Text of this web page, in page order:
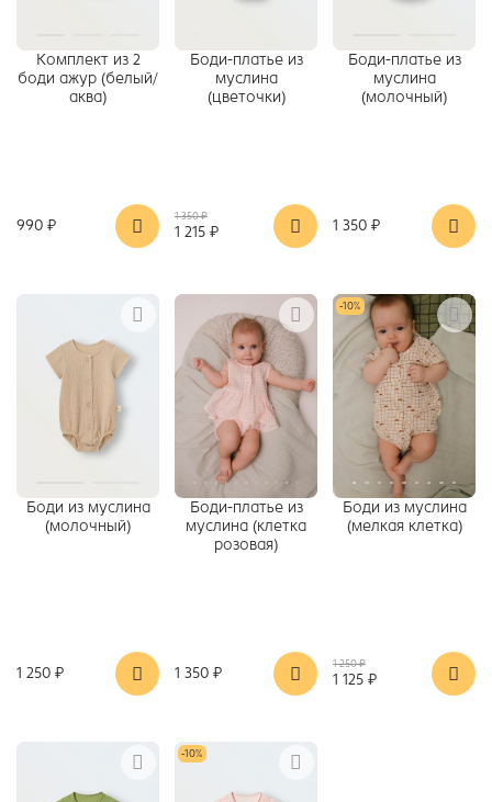
Комплект из 2
боди ажур (белый/
аква)
990 ₽
Боди-платье из
муслина
(цветочки)
1 350 ₽
1 215 ₽
Боди-платье из
муслина
(молочный)
1 350 ₽
Боди из муслина
(молочный)
1 250 ₽
Боди-платье из
муслина (клетка
розовая)
1 350 ₽
-10%
Боди из муслина
(мелкая клетка)
1 250 ₽
1 125 ₽
-10%